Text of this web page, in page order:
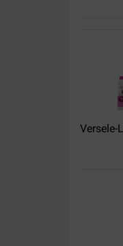
13-
Colis
Versele-